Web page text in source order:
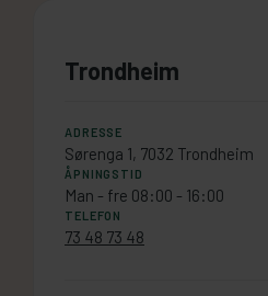
Trondheim
ADRESSE
Sørenga 1, 7032 Trondheim
ÅPNINGSTID
Man - fre 08:00 - 16:00
TELEFON
73 48 73 48